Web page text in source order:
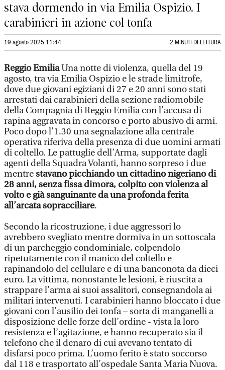
stava dormendo in via Emilia Ospizio. I
carabinieri in azione col tonfa
19 agosto 2025 11:44 2 MINUTI DI LETTURA
Reggio EmiliaUna notte di violenza, quella del 19
agosto, tra via Emilia Ospizio e le strade limitrofe,
dove due giovani egiziani di 27 e 20 anni sono stati
arrestati dai carabinieri della sezione radiomobile
della Compagnia di Reggio Emilia con l’accusa di
rapina aggravata in concorso e porto abusivo di armi.
Poco dopo l’1.30 una segnalazione alla centrale
operativa riferiva della presenza di due uomini armati
di coltello. Le pattuglie dell’Arma, supportate dagli
agenti della Squadra Volanti, hanno sorpreso i due
mentrestavano picchiando un cittadino nigeriano di
28 anni, senza fissa dimora, colpito con violenza al
volto e già sanguinante da una profonda ferita
all’arcata sopracciliare.
Secondo la ricostruzione, i due aggressori lo
avrebbero svegliato mentre dormiva in un sottoscala
di un parcheggio condominiale, colpendolo
ripetutamente con il manico del coltello e
rapinandolo del cellulare e di una banconota da dieci
euro. La vittima, nonostante le lesioni, è riuscita a
strappare l’arma ai suoi assalitori, consegnandola ai
militari intervenuti. I carabinieri hanno bloccato i due
giovani con l’ausilio dei tonfa – sorta di manganelli a
disposizione delle forze dell’ordine - vista la loro
resistenza e l’agitazione, e hanno recuperato sia il
telefono che il denaro di cui avevano tentato di
disfarsi poco prima. L’uomo ferito è stato soccorso
dal 118 e trasportato all’ospedale Santa Maria Nuova.